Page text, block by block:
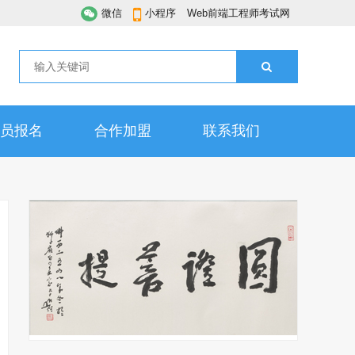
微信 小程序 Web前端工程师考试网
报名 合作加盟 联系我们